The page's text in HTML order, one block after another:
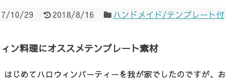
10/29 2018/8/16 ハンドメイド/テンプレート付
ン料理にオススメテンプレート素材
じめてハロウィンパーティーを我が家でしたのですが、お